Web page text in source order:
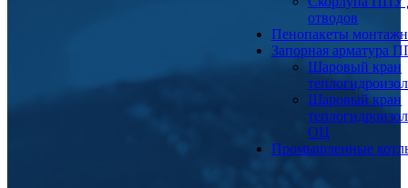
отводов
Пенопакеты
Запорная арматура
Шаровый кран
Шаровый кран
ОЦ
Промышленные